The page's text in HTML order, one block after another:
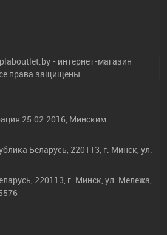
- интернет-магазин
права защищены.
25.02.2016, Минским
Беларусь, 220113, г. Минск, ул.
220113, г. Минск, ул. Мележа,